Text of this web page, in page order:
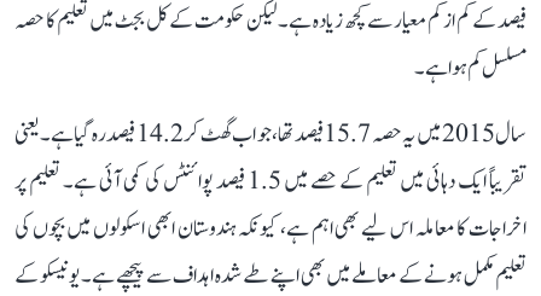
فیصد کے کم از کم معیار سے کچھ زیادہ ہے۔ لیکن حکومت کے کل بجٹ میں تعلیم کا حصہ
مسلسل کم ہوا ہے۔
سال 2015 میں یہ حصہ 15.7 فیصد تھا، جو اب گھٹ کر 14.2 فیصد رہ گیا ہے۔ یعنی
تقریباً ایک دہائی میں تعلیم کے حصے میں 1.5 فیصد پوائنٹس کی کمی آئی ہے۔ تعلیم پر
اخراجات کا معاملہ اس لیے بھی اہم ہے، کیونکہ ہندوستان ابھی اسکولوں میں بچوں کی
تعلیم مکمل ہونے کے معاملے میں بھی اپنے طے شدہ اہداف سے پیچھے ہے۔ یونیسکو کے